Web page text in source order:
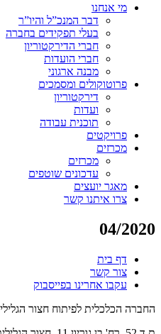
מי אנחנו
דבר המנכ”ל והיו”ר
בעלי תפקידים בחברה
חברי הדירקטוריון
חברי הועדות
מבנה ארגוני
פרוטוקולים ומסמכים
דירקטוריון
ועדות
תוכנית עבודה
פרויקטים
מכרזים
מכרזים
עדכונים שוטפים
מאגר יועצים
צרו איתנו קשר
04/2020
דף בית
צור קשר
עקבו אחרינו בפייסבוק
החברה הכלכלית לפיתוח חצור